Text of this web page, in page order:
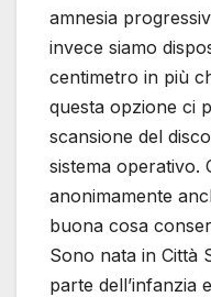
amnesia
invece siamo
centimetro in più
questa opzione ci
scansione del
sistema operativo.
anonimamente
buona cosa
Sono nata in Città
parte dell’infanzia